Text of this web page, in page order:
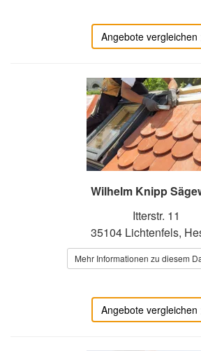
Angebote vergleichen
Wilhelm Knipp
Itterstr. 11
35104 Lichtenfels,
Mehr Informationen zu diesem
Angebote vergleichen